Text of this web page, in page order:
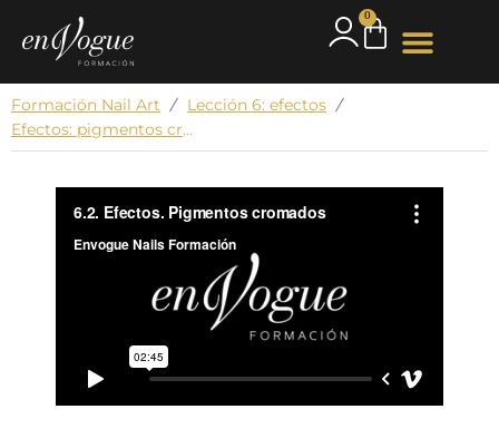
0
Formación Nail Art
Lección 6: efectos
Efectos: pigmentos cromados